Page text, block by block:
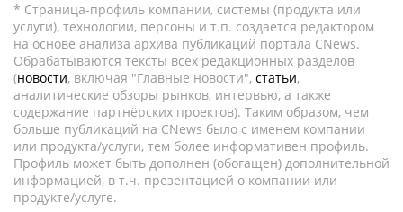
* Страница-профиль компании, системы (продукта или
услуги), технологии, персоны и т.п. создается редактором
на основе анализа архива публикаций портала CNews.
Обрабатываются тексты всех редакционных разделов
(новости, включая "Главные новости", статьи,
аналитические обзоры рынков, интервью, а также
содержание партнёрских проектов). Таким образом, чем
больше публикаций на CNews было с именем компании
или продукта/услуги, тем более информативен профиль.
Профиль может быть дополнен (обогащен) дополнительной
информацией, в т.ч. презентацией о компании или
продукте/услуге.